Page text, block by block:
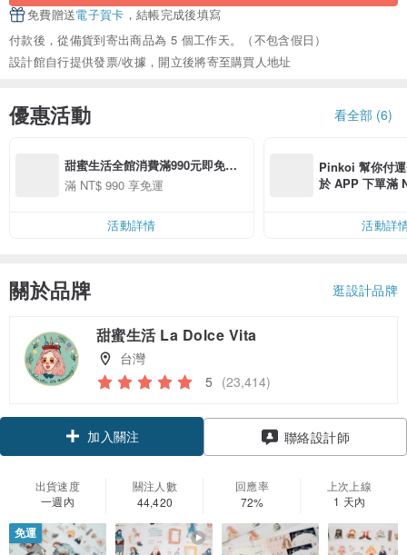
免費贈送電子賀卡 ，結帳完成後填寫
付款後，從備貨到寄出商品為 5 個工作天。（不包含假日）
設計館自行提供發票/收據，開立後將寄至購買人地址
優惠活動 看全部 (6)
甜蜜生活全館消費滿990元即免運
費唷！
滿 NT$ 990 享免運
活動詳情
Pinkoi 幫你付
於 APP 下單滿
活動詳
關於品牌 逛設計品牌
甜蜜生活 La Dolce Vita
台灣
5 (23,414)
加入關注 聯絡設計師
出貨速度
一週內
關注人數
44,420
回應率
72%
上次上線
1 天內
免運